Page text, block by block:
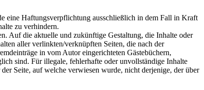
eine Haftungsverpflichtung ausschließlich in dem Fall in Kraft
zu verhindern.
Auf die aktuelle und zukünftige Gestaltung, die Inhalte oder
aller verlinkten/verknüpften Seiten, die nach der
in vom Autor eingerichteten Gästebüchern,
sind. Für illegale, fehlerhafte oder unvollständige Inhalte
Seite, auf welche verwiesen wurde, nicht derjenige, der über